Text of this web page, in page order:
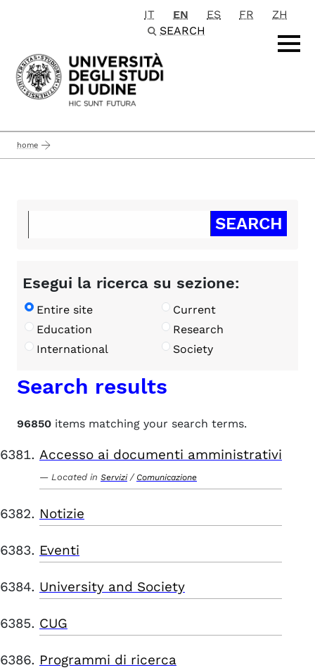
Passa al contenuto principale
IT EN ES FR
ZH
SEARCH
home
Esegui la ricerca su sezione:
Entire site
Current
Education
Research
International
Society
Search results
96850 items matching your search terms.
Accesso ai documenti amministrativi
Located in Servizi / Comunicazione
Notizie
Eventi
University and Society
CUG
Programmi di ricerca